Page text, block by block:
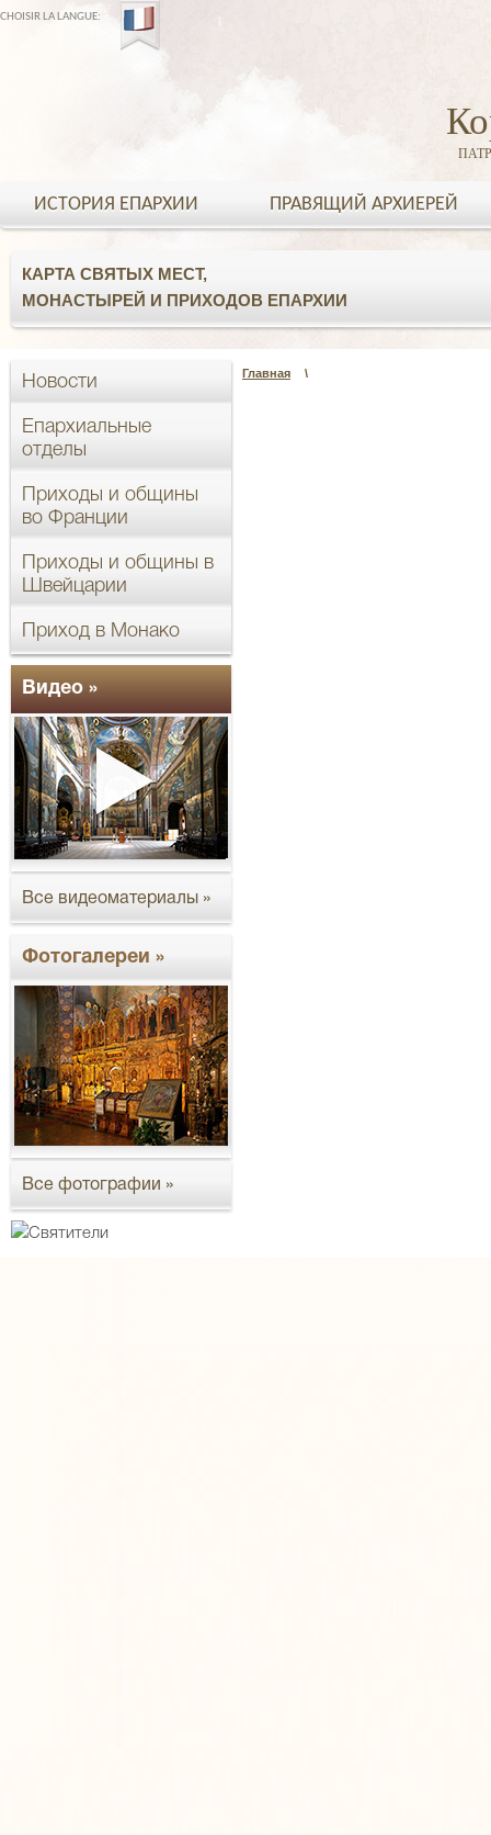
CHOISIR LA LANGUE:
ИСТОРИЯ ЕПАРХИИ ПРАВЯЩИЙ АРХИЕРЕЙ
КАРТА СВЯТЫХ МЕСТ,
МОНАСТЫРЕЙ И ПРИХОДОВ ЕПАРХИИ
Новости
Епархиальные
отделы
Приходы и общины
во Франции
Приходы и общины в
Швейцарии
Приход в Монако
Видео »
Все видеоматериалы »
Фотогалереи »
Все фотографии »
Главная \